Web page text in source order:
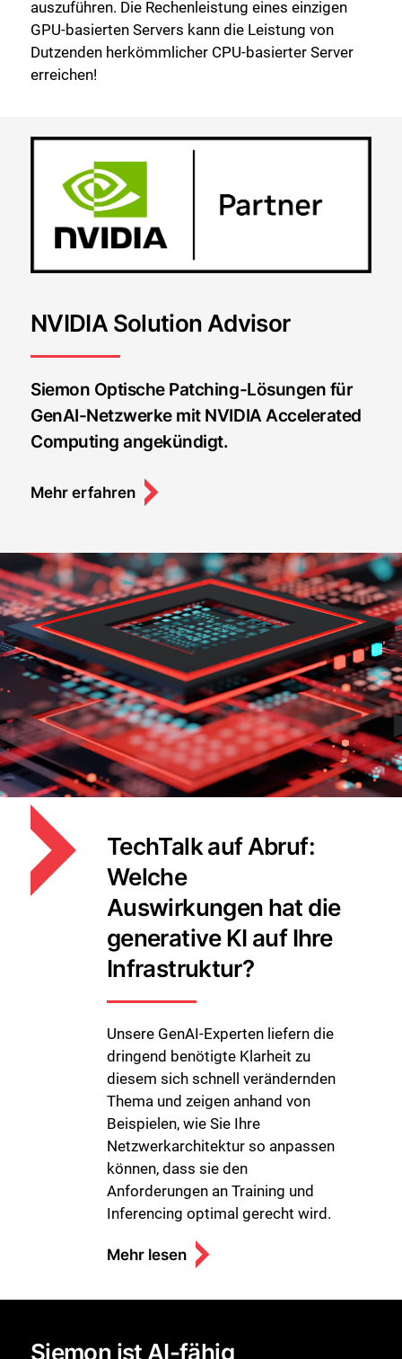
auszuführen. Die Rechenleistung eines einzigen
GPU-basierten Servers kann die Leistung von
Dutzenden herkömmlicher CPU-basierter Server
erreichen!
NVIDIA Solution Advisor
Siemon Optische Patching-Lösungen für
GenAI-Netzwerke mit NVIDIA Accelerated
Computing angekündigt.
Mehr erfahren
TechTalk auf Abruf:
Welche
Auswirkungen hat die
generative KI auf Ihre
Infrastruktur?
Unsere GenAI-Experten liefern die
dringend benötigte Klarheit zu
diesem sich schnell verändernden
Thema und zeigen anhand von
Beispielen, wie Sie Ihre
Netzwerkarchitektur so anpassen
können, dass sie den
Anforderungen an Training und
Inferencing optimal gerecht wird.
Mehr lesen
Siemon ist AI-fähig